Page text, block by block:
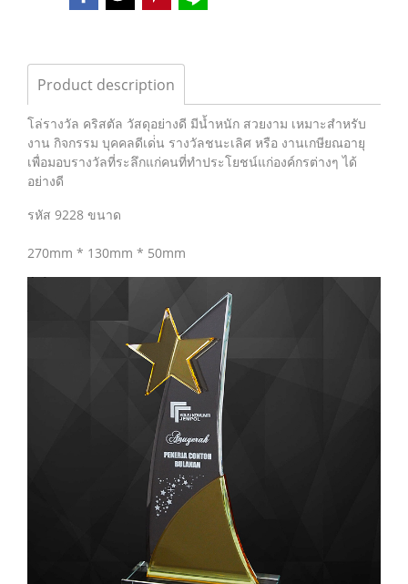
Product description
โล่รางวัล คริสตัล วัสดุอย่างดี มีน้ำหนัก สวยงาม เหมาะสำหรับ
งาน กิจกรรม บุคคลดีเด่่น รางวัลชนะเลิศ หรือ งานเกษียณอายุ
เพื่อมอบรางวัลที่ระลึกแก่คนที่ทำประโยชน์แก่องค์กรต่างๆ ได้
อย่างดี
รหัส 9228 ขนาด
270mm * 130mm * 50mm